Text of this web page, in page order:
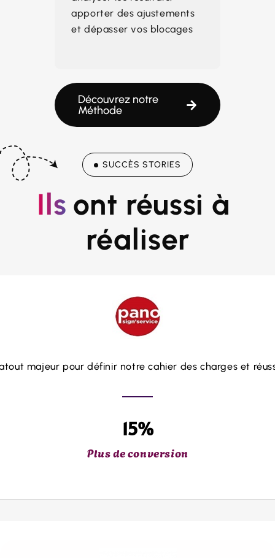
apporter des ajustements
et dépasser vos blocages
Découvrez notre
Méthode
SUCCÈS STORIES
Ils ont réussi à
réaliser
+12 K